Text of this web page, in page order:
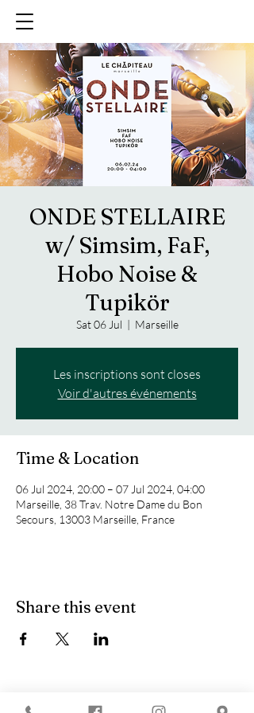
ONDE STELLAIRE
w/ Simsim, FaF,
Hobo Noise &
Tupikör
Sat 06 Jul
  |
Marseille
Les inscriptions sont closes
Voir d'autres événements
Time & Location
06 Jul 2024, 20:00 – 07 Jul 2024, 04:00
Marseille, 38 Trav. Notre Dame du Bon
Secours, 13003 Marseille, France
Share this event